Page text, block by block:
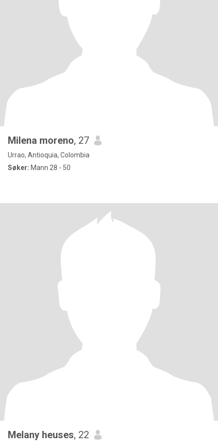
Milena moreno, 27
Urrao, Antioquia, Colombia
Søker: Mann 28 - 50
Melany heuses, 22